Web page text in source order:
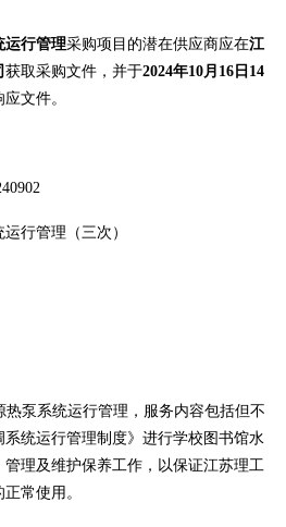
运行管理采购项目的潜在供应商应在江
获取采购文件，并于2024年10月16 日 14
文件。
行管理（三次）
泵系统运行管理，服务内容包括但不
统运行管理制度》进行学校图书馆水
理及维护保养工作，以保证江苏理工
常使用。